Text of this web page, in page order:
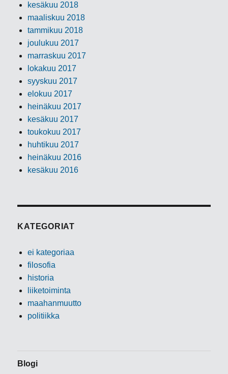
kesäkuu 2018
maaliskuu 2018
tammikuu 2018
joulukuu 2017
marraskuu 2017
lokakuu 2017
syyskuu 2017
elokuu 2017
heinäkuu 2017
kesäkuu 2017
toukokuu 2017
huhtikuu 2017
heinäkuu 2016
kesäkuu 2016
KATEGORIAT
ei kategoriaa
filosofia
historia
liiketoiminta
maahanmuutto
politiikka
Blogi